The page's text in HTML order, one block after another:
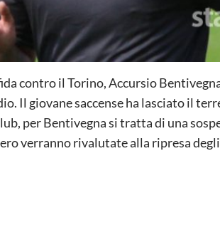
contro il Torino, Accursio
Il giovane saccense ha lasciato il
per Bentivegna si tratta di una
verranno rivalutate alla ripresa